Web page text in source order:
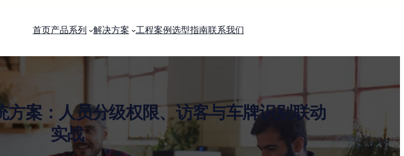
首页产品系列 解决方案 工程案例 选型指南联系我们
方案：人员分级权限、访客与车牌识别联动
实战